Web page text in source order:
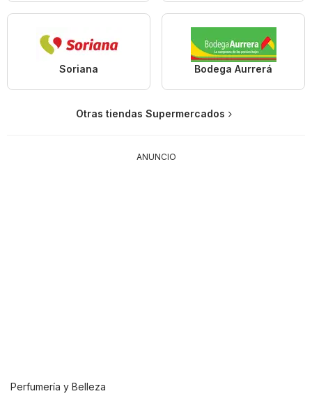
Soriana Bodega Aurrerá
Otras tiendas Supermercados
ANUNCIO
Perfumería y Belleza